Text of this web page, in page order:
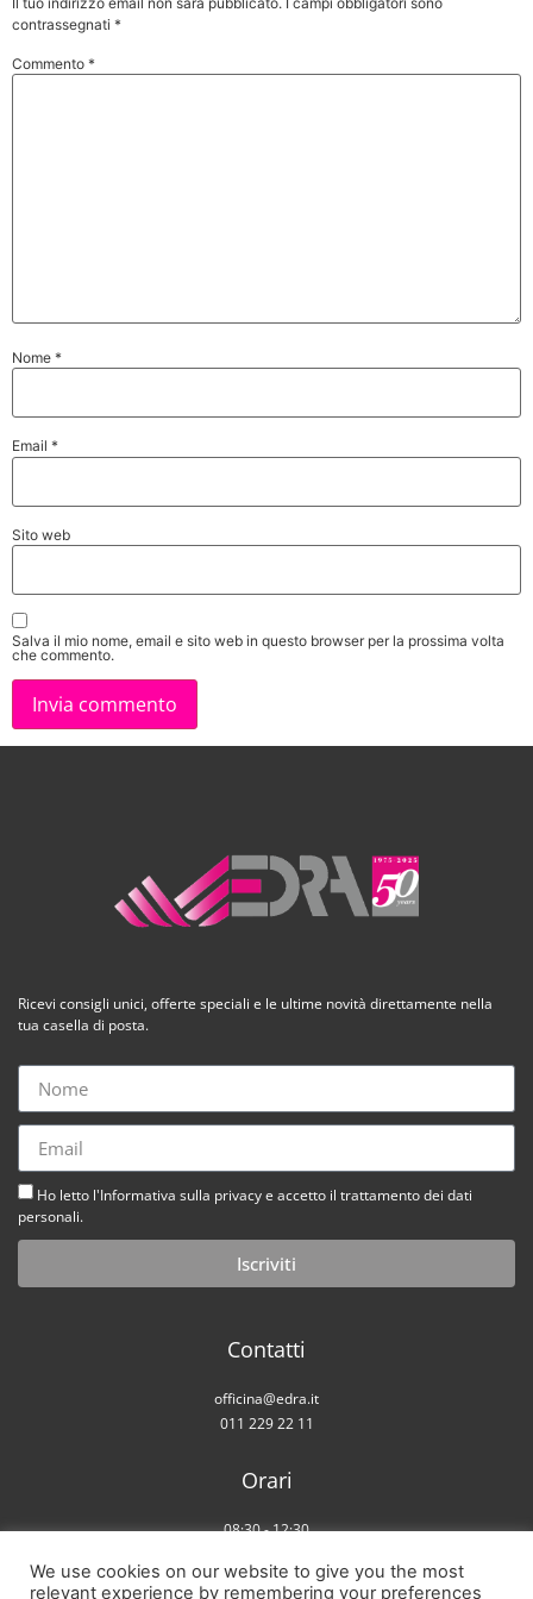
contrassegnati *
Commento *
Nome *
Email *
Sito web
Salva il mio nome, email e sito web in questo browser per la prossima volta
che commento.
Ricevi consigli unici, offerte speciali e le ultime novità direttamente nella
tua casella di posta.
Ho letto l'Informativa sulla privacy e accetto il trattamento dei dati
personali.
Iscriviti
Contatti
officina@edra.it
011 229 22 11
Orari
08:30 - 12:30
Sabato chiuso
We use cookies on our website to give you the most
relevant experience by remembering your preferences